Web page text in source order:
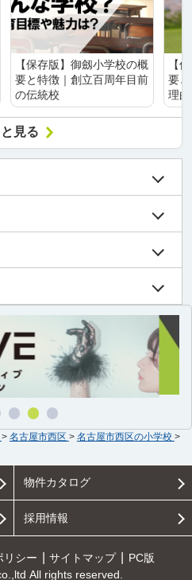
【保存版】御劔小学校の概
要と特徴｜創立百周年目前
の伝統校
【
要
理
見る
> 名古屋市西区 > 名古屋市西区の小学校 >
物件カタログ
採用情報
リシー サイトマップ
PC版
All rights reserved.